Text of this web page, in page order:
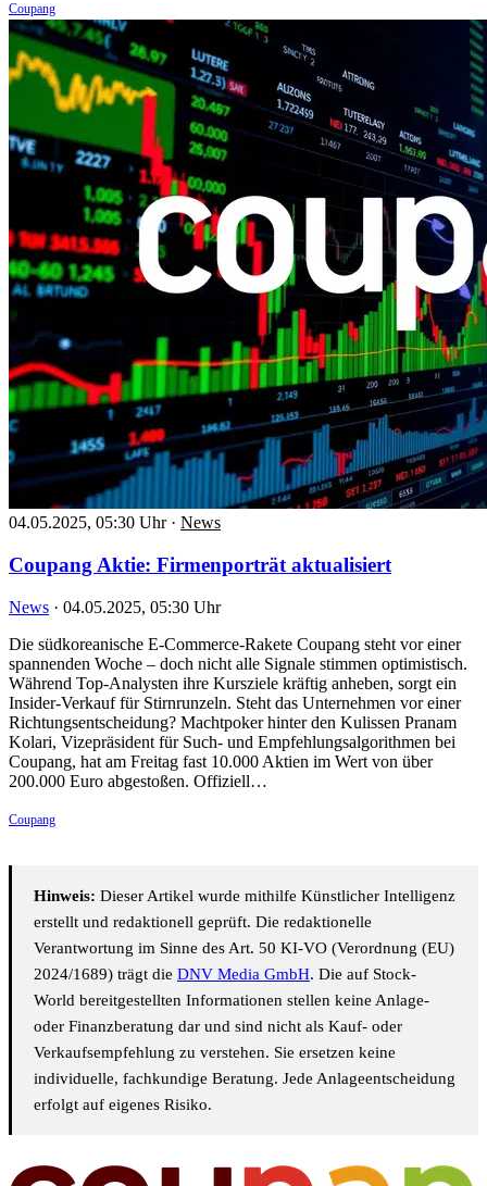
Coupang
04.05.2025, 05:30 Uhr · News
Coupang Aktie: Firmenporträt aktualisiert
News · 04.05.2025, 05:30 Uhr
Die südkoreanische E-Commerce-Rakete Coupang steht vor einer
spannenden Woche – doch nicht alle Signale stimmen optimistisch.
Während Top-Analysten ihre Kursziele kräftig anheben, sorgt ein
Insider-Verkauf für Stirnrunzeln. Steht das Unternehmen vor einer
Richtungsentscheidung? Machtpoker hinter den Kulissen Pranam
Kolari, Vizepräsident für Such- und Empfehlungsalgorithmen bei
Coupang, hat am Freitag fast 10.000 Aktien im Wert von über
200.000 Euro abgestoßen. Offiziell…
Coupang
Hinweis: Dieser Artikel wurde mithilfe Künstlicher Intelligenz
erstellt und redaktionell geprüft. Die redaktionelle
Verantwortung im Sinne des Art. 50 KI-VO (Verordnung (EU)
2024/1689) trägt die DNV Media GmbH. Die auf Stock-
World bereitgestellten Informationen stellen keine Anlage-
oder Finanzberatung dar und sind nicht als Kauf- oder
Verkaufsempfehlung zu verstehen. Sie ersetzen keine
individuelle, fachkundige Beratung. Jede Anlageentscheidung
erfolgt auf eigenes Risiko.